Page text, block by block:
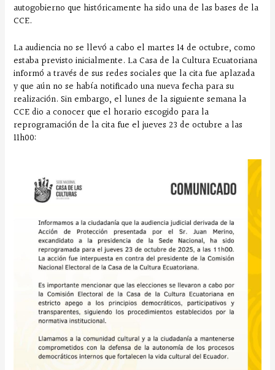
autogobierno que históricamente ha sido una de las bases de la
CCE.
La audiencia no se llevó a cabo el martes 14 de octubre, como
estaba previsto inicialmente. La Casa de la Cultura Ecuatoriana
informó a través de sus redes sociales que la cita fue aplazada
y que aún no se había notificado una nueva fecha para su
realización. Sin embargo, el lunes de la siguiente semana la
CCE dio a conocer que el horario escogido para la
reprogramación de la cita fue el jueves 23 de octubre a las
11h00: